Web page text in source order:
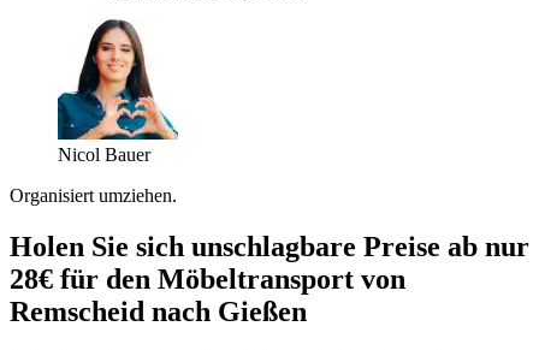
Nicol Bauer
Organisiert umziehen.
Holen Sie sich unschlagbare Preise ab nur
28€ für den Möbeltransport von
Remscheid nach Gießen